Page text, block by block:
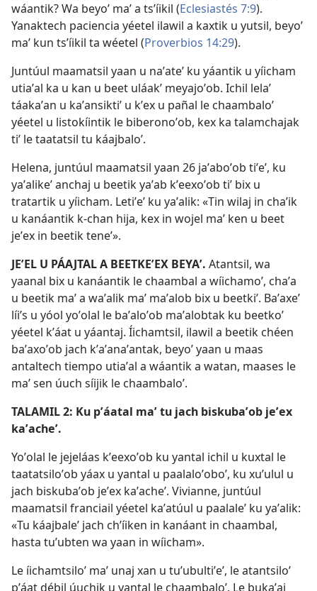
wáantik? Wa beyoʼ maʼ a tsʼíikil (Eclesiastés 7:9).
Yanaktech paciencia yéetel ilawil a kaxtik u yutsil, beyoʼ
maʼ kun tsʼíikil ta wéetel (Proverbios 14:29).
Juntúul maamatsil yaan u naʼateʼ ku yáantik u yíicham
utiaʼal ka u kan u beet uláakʼ meyajoʼob. Ichil lelaʼ
táakaʼan u kaʼansiktiʼ u kʼex u pañal le chaambaloʼ
yéetel u listokíintik le biberonoʼob, kex ka talamchajak
tiʼ le taatatsil tu káajbaloʼ.
Helena, juntúul maamatsil yaan 26 jaʼaboʼob tiʼeʼ, ku
yaʼalikeʼ anchaj u beetik yaʼab kʼeexoʼob tiʼ bix u
tratartik u yíicham. Letiʼeʼ ku yaʼalik: «Tin wilaj in chaʼik
u kanáantik k-chan hija, kex in wojel maʼ ken u beet
jeʼex in beetik teneʼ».
JEʼEL U PÁAJTAL A BEETKEʼEX BEYAʼ. Atantsil, wa
yaanal bix u kanáantik le chaambal a wíichamoʼ, chaʼa
u beetik maʼ a waʼalik maʼ maʼalob bix u beetkiʼ. Baʼaxeʼ
líiʼs u yóol yoʼolal le baʼaloʼob maʼalobtak ku beetkoʼ
yéetel kʼáat u yáantaj. Íichamtsil, ilawil a beetik chéen
baʼaxoʼob jach kʼaʼanaʼantak, beyoʼ yaan u maas
antaltech tiempo utiaʼal a wáantik a watan, maases le
maʼ sen úuch síijik le chaambaloʼ.
TALAMIL 2: Ku pʼáatal maʼ tu jach biskubaʼob jeʼex
kaʼacheʼ.
Yoʼolal le jejeláas kʼeexoʼob ku yantal ichil u kuxtal le
taatatsiloʼob yáax u yantal u paalaloʼoboʼ, ku xuʼulul u
jach biskubaʼob jeʼex kaʼacheʼ. Vivianne, juntúul
maamatsil franciail yéetel kaʼatúul u paalaleʼ ku yaʼalik:
«Tu káajbaleʼ jach chʼíiken in kanáant in chaambal,
hasta tuʼubten wa yaan in wíicham».
Le íichamtsiloʼ maʼ unaj xan u tuʼubultiʼeʼ, le atantsiloʼ
pʼáat débil úuchik u yantal le chaambaloʼ. Le bukaʼaj